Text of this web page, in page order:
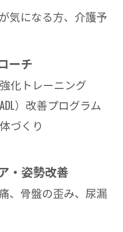
気になる方、介護予
ーチ
化トレーニング
）改善プログラム
づくり
・姿勢改善
、骨盤の歪み、尿漏